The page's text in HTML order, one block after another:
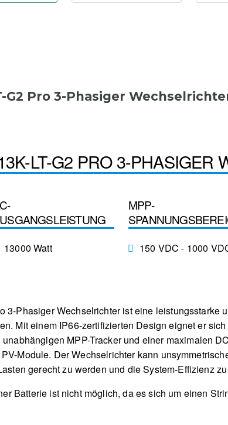
G2 Pro 3-Phasiger
LT-G2 PRO 3-PHASIGER
13000 Watt
MPP-
150 VDC - 1000
3-Phasiger Wechselrichter ist eine leistungsstarke
Mit einem IP66-zertifizierten Design eignet er
MPP-Tracker und einer maximalen
Module. Der Wechselrichter kann
gerecht zu werden und die System-Effizienz
Batterie ist nicht möglich, da es sich um einen